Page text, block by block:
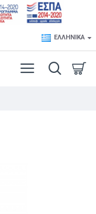
ΕΛΛΗΝΙΚΆ